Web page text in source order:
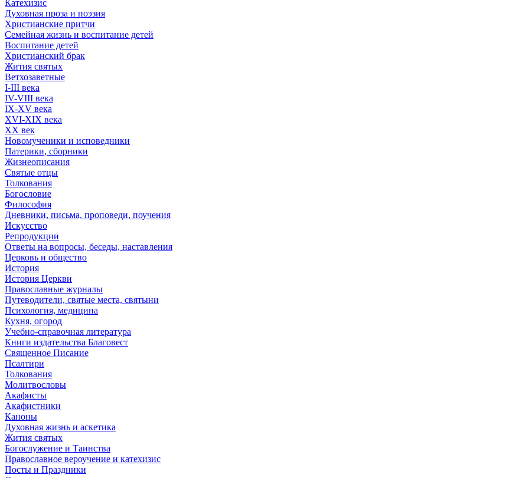
Катехизис
Духовная проза и поэзия
Христианские притчи
Семейная жизнь и воспитание детей
Воспитание детей
Христианский брак
Жития святых
Ветхозаветные
I-III века
IV-VIII века
IX-XV века
XVI-XIX века
XX век
Новомученики и исповедники
Патерики, сборники
Жизнеописания
Святые отцы
Толкования
Богословие
Философия
Дневники, письма, проповеди, поучения
Искусство
Репродукции
Ответы на вопросы, беседы, наставления
Церковь и общество
История
История Церкви
Православные журналы
Путеводители, святые места, святыни
Психология, медицина
Кухня, огород
Учебно-справочная литература
Книги издательства Благовест
Священное Писание
Псалтири
Толкования
Молитвословы
Акафисты
Акафистники
Каноны
Духовная жизнь и аскетика
Жития святых
Богослужение и Таинства
Православное вероучение и катехизис
Посты и Праздники